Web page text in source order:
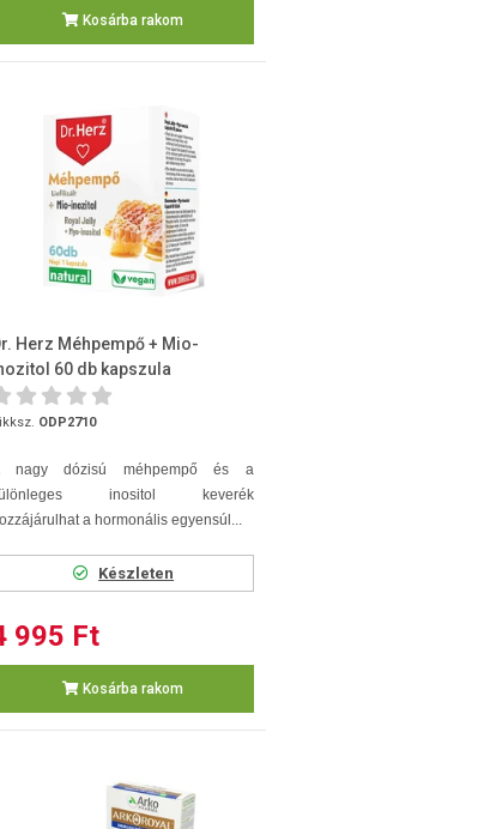
Kosárba rakom
Herz Méhpempő + Mio-
60 db kapszula
ODP2710
nagy dózisú méhpempő és a
inositol keverék
a hormonális egyensúl...
Készleten
995 Ft
Kosárba rakom